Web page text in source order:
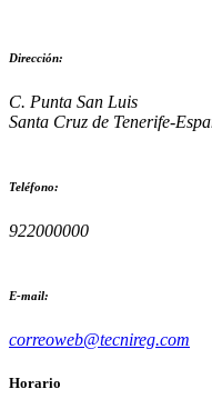
Dirección:
C. Punta San Luis
Santa Cruz de Tenerife-
Teléfono:
922000000
E-mail:
correoweb@tecnireg.com
Horario